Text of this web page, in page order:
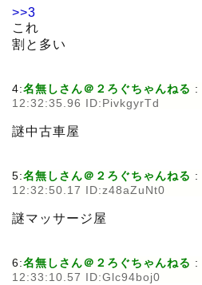
>>3
これ
割と多い
4:名無しさん＠２ろぐちゃんねる :
12:32:35.96 ID:PivkgyrTd
謎中古車屋
5:名無しさん＠２ろぐちゃんねる :
12:32:50.17 ID:z48aZuNt0
謎マッサージ屋
6:名無しさん＠２ろぐちゃんねる :
12:33:10.57 ID:Glc94boj0